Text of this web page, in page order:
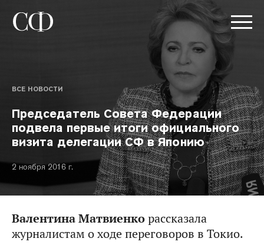
ВСЕ НОВОСТИ
Председатель Совета Федерации
подвела первые итоги официального
визита делегации СФ в Японию
2 ноября 2016 г.
Валентина Матвиенкорассказала
журналистам о ходе переговоров в Токио.